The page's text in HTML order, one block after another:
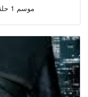
مشاهدة مسلسل Arrow موسم 1 حلقة 3